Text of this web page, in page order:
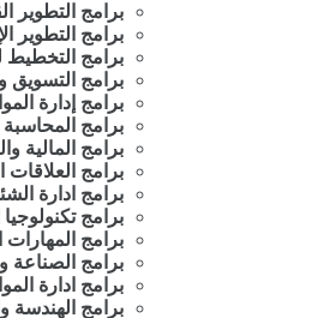
برامج التطوير
برامج التطوير
برامج التخطيط
برامج التسويق
برامج إدارة
برامج المحاسبة
برامج المالية
برامج العلاقات
برامج ادارة
برامج
برامج
برامج الصناعة
برامج ادارة
برامج الهندسة